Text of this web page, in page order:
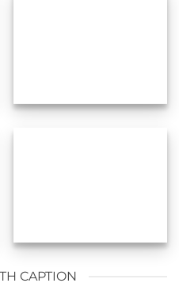
CAPTION